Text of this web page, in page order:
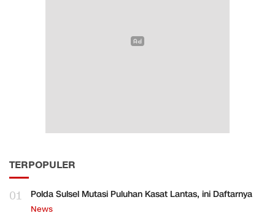
TERPOPULER
01 Polda Sulsel Mutasi Puluhan Kasat Lantas, ini Daftarnya
News